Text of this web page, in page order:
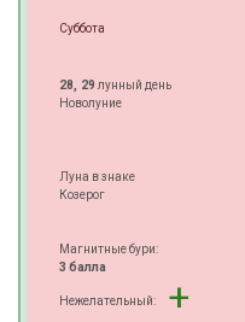
Суббота
28, 29 лунный день
Новолуние
Луна в знаке
Козерог
Магнитные бури:
3 балла
Нежелательный:
+